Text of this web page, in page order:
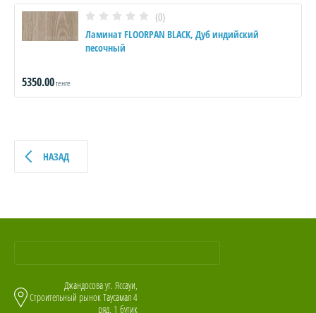
(0)
Ламинат FLOORPAN BLACK, Дуб индийский
песочный
5350.00тенге
НАЗАД
Джандосова уг. Яссауи,
Строительный рынок Таусамал 4
ряд, 1 бутик